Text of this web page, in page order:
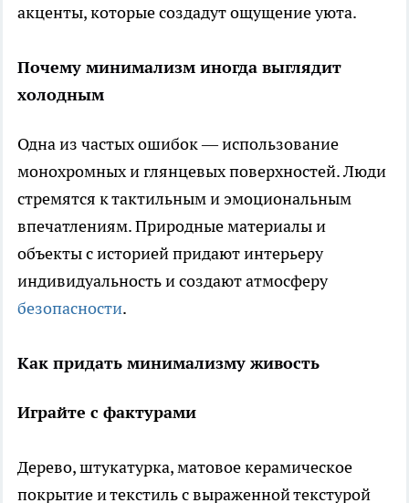
акценты, которые создадут ощущение уюта.
Почему минимализм иногда выглядит
холодным
Одна из частых ошибок — использование
монохромных и глянцевых поверхностей. Люди
стремятся к тактильным и эмоциональным
впечатлениям. Природные материалы и
объекты с историей придают интерьеру
индивидуальность и создают атмосферу
безопасности.
Как придать минимализму живость
Играйте с фактурами
Дерево, штукатурка, матовое керамическое
покрытие и текстиль с выраженной текстурой